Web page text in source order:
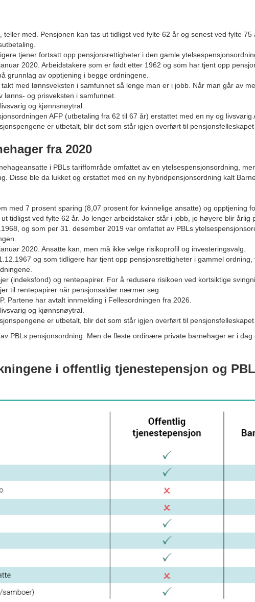
teller med. Pensjonen kan tas ut tidligst ved fylte 62 år og senest ved fylte
tjener fortsatt opp pensjonsrettigheter i den gamle
2020. Arbeidstakere som er født etter 1962 og som har tjent opp
grunnlag av opptjening i begge ordningene.
med lønnsveksten i samfunnet så lenge man er i jobb. Når man går av
lønns- og prisveksten i samfunnet.
og kjønnsnøytral.
AFP (utbetaling fra 62 til 67 år) erstattet med en ny og livsvarig
er utbetalt, blir det som står igjen overført til
fra 2020
i PBLs tariffområde omfattet av en ytelsespensjonsordning,
Disse ble da lukket og erstattet med en ny hybridpensjonsordning kalt
med 7 prosent sparing (8,07 prosent for kvinnelige ansatte) og opptjening
tidligst ved fylte 62 år. Jo lenger arbeidstaker står i jobb, jo høyere blir årlig
og som per 31. desember 2019 var omfattet av PBLs
2020. Ansatte kan, men må ikke velge risikoprofil og investeringsvalg.
og som tidligere har tjent opp pensjonsrettigheter i gammel
(indeksfond) og rentepapirer. For å redusere risikoen ved kortsiktige
til rentepapirer når pensjonsalder nærmer seg.
Partene har avtalt innmelding i Fellesordningen fra 2026.
og kjønnsnøytral.
er utbetalt, blir det som står igjen overført til pensjonsfelleskapet
PBLs pensjonsordning. Men de fleste ordinære private barnehager er i
i offentlig tjenestepensjon og PBL